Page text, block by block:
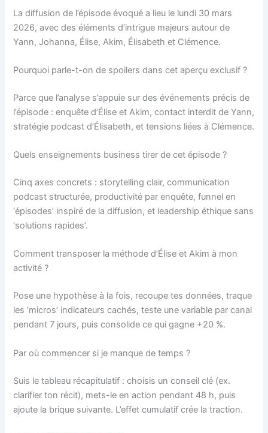
La diffusion de l’épisode évoqué a lieu le lundi 30 mars
2026, avec des éléments d’intrigue majeurs autour de
Yann, Johanna, Élise, Akim, Élisabeth et Clémence.
Pourquoi parle-t-on de spoilers dans cet aperçu exclusif ?
Parce que l’analyse s’appuie sur des événements précis de
l’épisode : enquête d’Élise et Akim, contact interdit de Yann,
stratégie podcast d’Élisabeth, et tensions liées à Clémence.
Quels enseignements business tirer de cet épisode ?
Cinq axes concrets : storytelling clair, communication
podcast structurée, productivité par enquête, funnel en
‘épisodes’ inspiré de la diffusion, et leadership éthique sans
‘solutions rapides’.
Comment transposer la méthode d’Élise et Akim à mon
activité ?
Pose une hypothèse à la fois, recoupe tes données, traque
les ‘micros’ indicateurs cachés, teste une variable par canal
pendant 7 jours, puis consolide ce qui gagne +20 %.
Par où commencer si je manque de temps ?
Suis le tableau récapitulatif : choisis un conseil clé (ex.
clarifier ton récit), mets-le en action pendant 48 h, puis
ajoute la brique suivante. L’effet cumulatif crée la traction.